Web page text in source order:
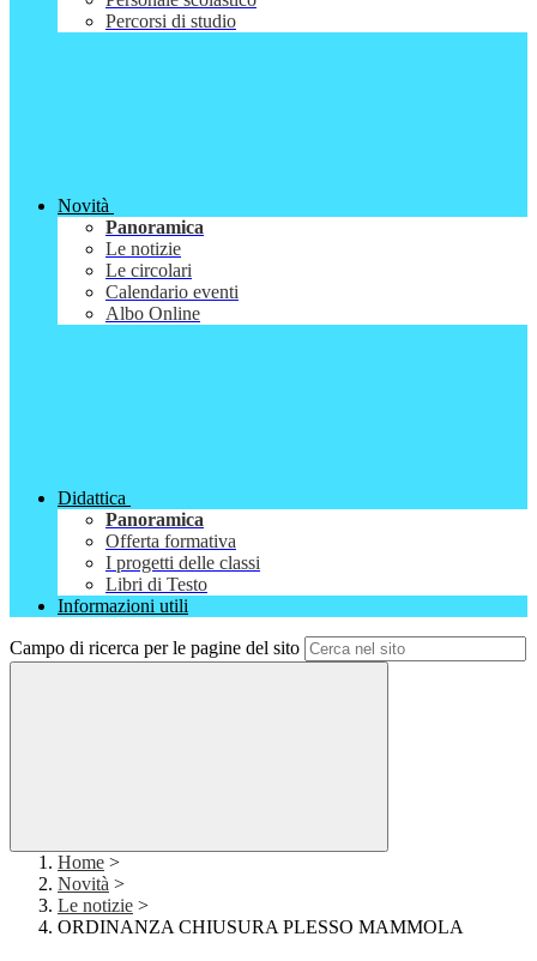
Percorsi di studio
Novità
Panoramica
Le notizie
Le circolari
Calendario eventi
Albo Online
Didattica
Panoramica
Offerta formativa
I progetti delle classi
Libri di Testo
Informazioni utili
Campo di ricerca per le pagine del sito
Home >
Novità >
Le notizie >
ORDINANZA CHIUSURA PLESSO MAMMOLA